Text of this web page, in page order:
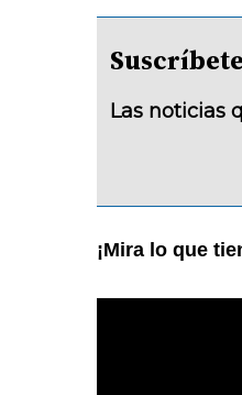
Las noticias
¡Mira lo que